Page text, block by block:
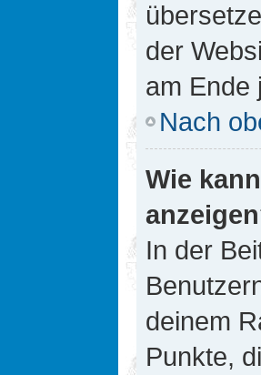
der
am Ende
Nach
Wie
In der
deinem
Punkte,